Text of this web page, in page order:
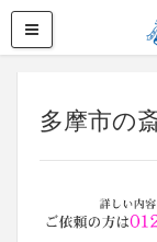
多摩市の